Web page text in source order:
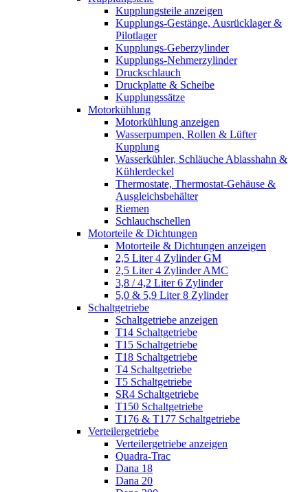
Kupplungsteile anzeigen
Kupplungs-Gestänge, Ausrücklager &
Pilotlager
Kupplungs-Geberzylinder
Kupplungs-Nehmerzylinder
Druckschlauch
Druckplatte & Scheibe
Kupplungssätze
Motorkühlung
Motorkühlung anzeigen
Wasserpumpen, Rollen & Lüfter
Kupplung
Wasserkühler, Schläuche Ablasshahn &
Kühlerdeckel
Thermostate, Thermostat-Gehäuse &
Ausgleichsbehälter
Riemen
Schlauchschellen
Motorteile & Dichtungen
Motorteile & Dichtungen anzeigen
2,5 Liter 4 Zylinder GM
2,5 Liter 4 Zylinder AMC
3,8 / 4,2 Liter 6 Zylinder
5,0 & 5,9 Liter 8 Zylinder
Schaltgetriebe
Schaltgetriebe anzeigen
T14 Schaltgetriebe
T15 Schaltgetriebe
T18 Schaltgetriebe
T4 Schaltgetriebe
T5 Schaltgetriebe
SR4 Schaltgetriebe
T150 Schaltgetriebe
T176 & T177 Schaltgetriebe
Verteilergetriebe
Verteilergetriebe anzeigen
Quadra-Trac
Dana 18
Dana 20